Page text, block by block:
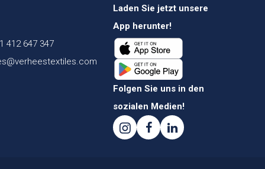
412 647 347
Laden Sie jetzt unsere
App herunter!
Folgen Sie uns in den
sozialen Medien!